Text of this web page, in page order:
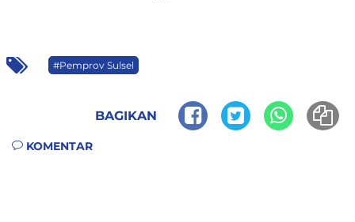
#Pemprov Sulsel
BAGIKAN
KOMENTAR